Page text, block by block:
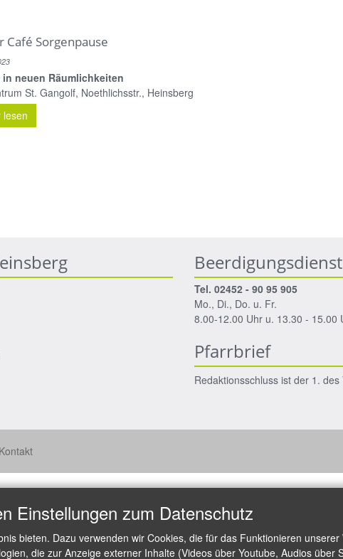
Café Sorgenpause
neuen Räumlichkeiten
St. Gangolf, Noethlichsstr., Heinsberg
lesen
Beerdigungsdienst
Tel. 02452 - 90 95 905
Mo., Di., Do. u. Fr.
8.00-12.00 Uhr u. 13.30 - 15.00
Pfarrbrief
Redaktionsschluss ist der 1. des
Kontakt
Einstellungen zum Datenschutz
bieten. Dazu verwenden wir Cookies, die für das Funktionieren
die zur Anzeige externer Inhalte (Videos über Youtube, Audios über